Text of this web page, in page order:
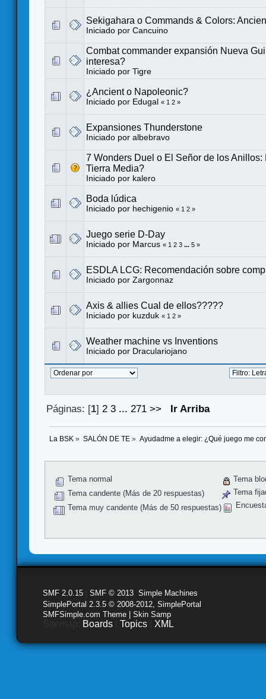
Sekigahara o Commands & Colors:
Iniciado por Cancuino
Combat commander expansión Nueva
interesa?
Iniciado por Tigre
¿Ancient o Napoleonic?
Iniciado por Edugal « 1 2 »
Expansiones Thunderstone
Iniciado por albebravo
7 Wonders Duel o El Señor de los Anillos:
Tierra Media?
Iniciado por kalero
Boda lúdica
Iniciado por hechigenio « 1 2 »
Juego serie D-Day
Iniciado por Marcus « 1 2 3 ... 5 »
ESDLA LCG: Recomendación sobre
Iniciado por Zargonnaz
Axis & allies Cual de ellos?????
Iniciado por kuzduk « 1 2 »
Weather machine vs Inventions
Iniciado por Draculariojano
Páginas: [1] 2 3 ... 271 >> Ir Arriba
La BSK » SALÓN DE TE» Ayudadme a elegir: ¿Qué juego me
Tema normal
Tema candente (Más de 20 respuestas)
Tema muy candente (Más de 50 respuestas)
Tema
Tema
SMF 2.0.15 SMF © 2013 Simple Machines
SimplePortal 2.3.5 © 2008-2012, SimplePortal
SMFSimple.com Theme | Skin Samp
Boards Topics XML